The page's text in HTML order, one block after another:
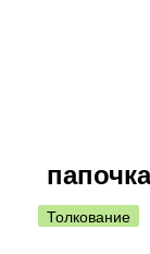
папочка
Толкование